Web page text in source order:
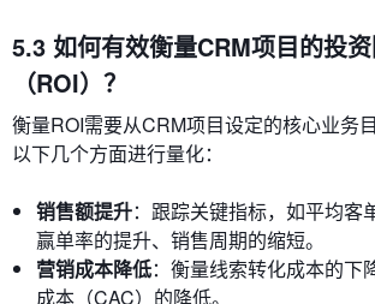
5.3 如何有效衡量CRM项目的投
（ROI）？
衡量ROI需要从CRM项目设定的核心业务
以下几个方面进行量化：
销售额提升：跟踪关键指标，如平均客
赢单率的提升、销售周期的缩短。
营销成本降低：衡量线索转化成本的下
成本（CAC）的降低。